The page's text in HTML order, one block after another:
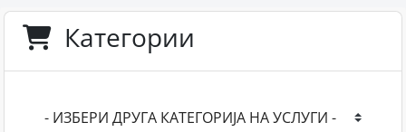
Категории